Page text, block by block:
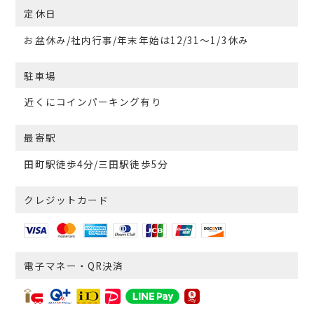
定休日
お盆休み/社内行事/年末年始は12/31～1/3休み
駐車場
近くにコインパーキング有り
最寄駅
田町駅徒歩4分/三田駅徒歩5分
クレジットカード
電子マネー・QR決済